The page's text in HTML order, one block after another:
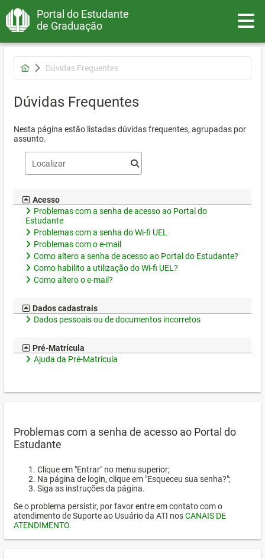
Portal do Estudante
de Graduação
Dúvidas Frequentes
Dúvidas Frequentes
Nesta página estão listadas dúvidas frequentes, agrupadas por
assunto.
Acesso
Problemas com a senha de acesso ao Portal do
Estudante
Problemas com a senha do Wi-fi UEL
Problemas com o e-mail
Como altero a senha de acesso ao Portal do Estudante?
Como habilito a utilização do Wi-fi UEL?
Como altero o e-mail?
Dados cadastrais
Dados pessoais ou de documentos incorretos
Pré-Matrícula
Ajuda da Pré-Matrícula
Problemas com a senha de acesso ao Portal do
Estudante
Clique em "Entrar" no menu superior;
Na página de login, clique em "Esqueceu sua senha?";
Siga as instruções da página.
Se o problema persistir, por favor entre em contato com o
atendimento de Suporte ao Usuário da ATI nosCANAIS DE
ATENDIMENTO.